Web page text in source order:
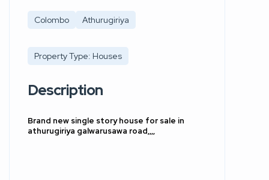
Colombo Athurugiriya
Property Type: Houses
Description
Brand new single story house for sale in
athurugiriya galwarusawa road,,,,